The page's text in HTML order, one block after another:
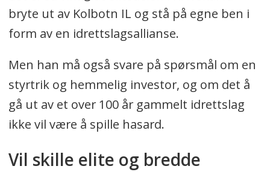
bryte ut av Kolbotn IL og stå på egne ben i
form av en idrettslagsallianse.
Men han må også svare på spørsmål om en
styrtrik og hemmelig investor, og om det å
gå ut av et over 100 år gammelt idrettslag
ikke vil være å spille hasard.
Vil skille elite og bredde